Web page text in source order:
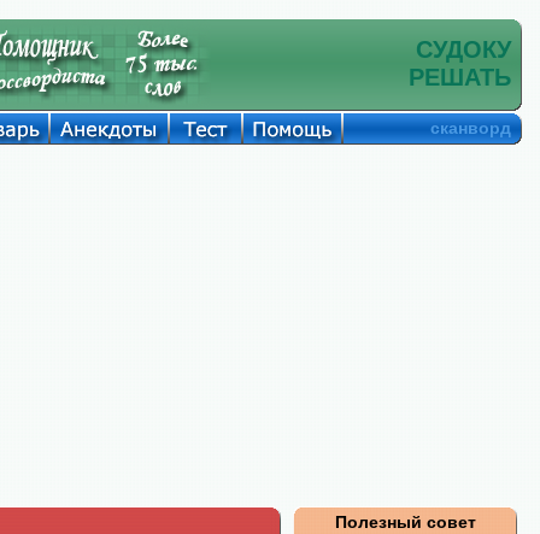
СУДОКУ
РЕШАТЬ
сканворд
Полезный совет